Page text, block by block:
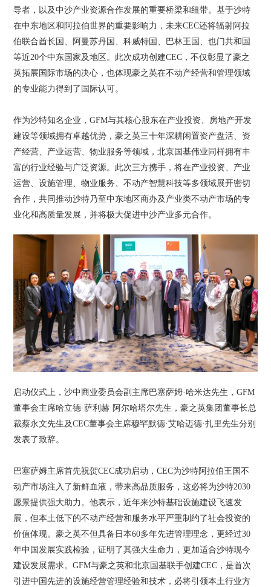
导者，以及中沙产业资源合作发展的重要桥梁和纽带。基于沙特
在中东地区和阿拉伯世界的重要影响力，未来CEC还将辐射阿拉
伯联合酋长国、阿曼苏丹国、科威特国、巴林王国、也门共和国
等近20个中东国家及地区。此次成功创建CEC，不仅彰显了豪之
英拓展国际市场的决心，也体现豪之英在不动产经营和管理领域
的专业能力得到了国际认可。
作为沙特知名企业，GFM与其核心股东在产业投资、房地产开发
建设等领域拥有卓越优势，豪之英三十年深耕闲置资产盘活、资
产经营、产业运营、物业服务等领域，北京国基伟业同样拥有丰
富的行业经验与广泛资源。此次三方携手，将在产业投资、产业
运营、设施管理、物业服务、不动产智慧科技等多领域展开密切
合作，共同推动沙特乃至中东地区商办及产业类不动产市场的专
业化和高质量发展，并将极大促进中沙产业多元合作。
启动仪式上，沙中商业委员会副主席巴塞萨姆·哈米达先生，GFM
董事会主席哈立德·萨利赫·阿尔哈塔尔先生，豪之英集团董事长总
裁蔡永文先生及CEC董事会主席穆罕默德·艾哈迈德·扎里先生分别
发表了致辞。
巴塞萨姆主席首先祝贺CEC成功启动，CEC为沙特阿拉伯王国不
动产市场注入了新鲜血液，带来高品质服务，这必将为沙特2030
愿景提供强大助力。他表示，近年来沙特基础设施建设飞速发
展，但本土低下的不动产经营和服务水平严重制约了社会投资的
价值体现。豪之英不但具备日本60多年先进管理理念，更经过30
年中国发展实践检验，证明了其强大生命力，更加适合沙特现今
建设发展需求。GFM与豪之英和北京国基联手创建CEC，是首次
引进中国先进的设施经营管理经验和技术，必将引领本土行业方